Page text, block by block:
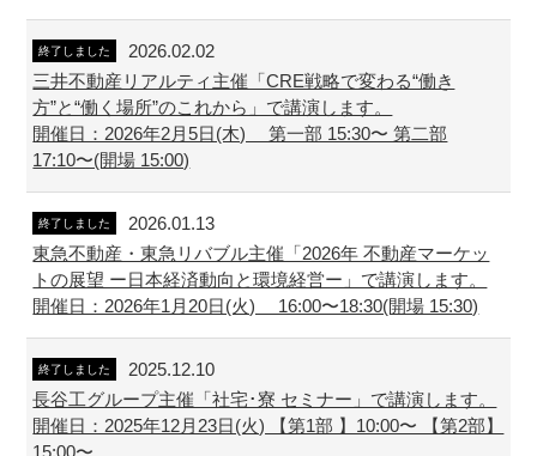
終了しました
2026.02.02
三井不動産リアルティ主催「CRE戦略で変わる“働き
方”と“働く場所”のこれから」で講演します。
開催日：2026年2月5日(木) 第一部 15:30〜 第二部
17:10〜(開場 15:00)
終了しました
2026.01.13
東急不動産・東急リバブル主催「2026年 不動産マーケッ
トの展望 ー日本経済動向と環境経営ー」で講演します。
開催日：2026年1月20日(火) 16:00〜18:30(開場 15:30)
終了しました
2025.12.10
長谷工グループ主催「社宅･寮 セミナー」で講演します。
開催日：2025年12月23日(火) 【第1部 】10:00〜 【第2部】